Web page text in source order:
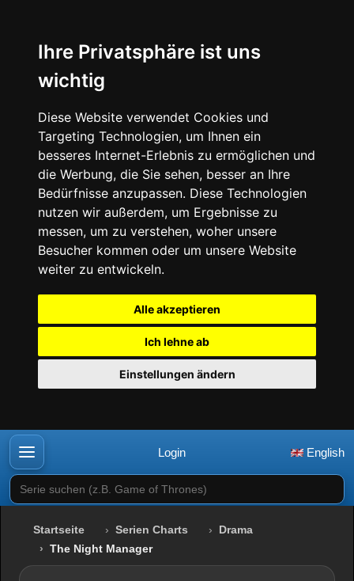
Ihre Privatsphäre ist uns
wichtig
Diese Website verwendet Cookies und
Targeting Technologien, um Ihnen ein
besseres Internet-Erlebnis zu ermöglichen und
die Werbung, die Sie sehen, besser an Ihre
Bedürfnisse anzupassen. Diese Technologien
nutzen wir außerdem, um Ergebnisse zu
messen, um zu verstehen, woher unsere
Besucher kommen oder um unsere Website
weiter zu entwickeln.
Alle akzeptieren
Ich lehne ab
Einstellungen ändern
Login English
Serie suchen (z.B. Game of Thrones)
Startseite Serien Charts
Drama
The Night Manager